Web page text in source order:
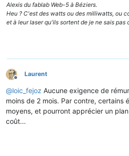
Alexis du fablab Web-5 à Béziers.
Heu ? C'est des watts ou des milliwatts, ou
et à leur laser qu'ils sortent de je ne sais pas
Hors-ligne
Laurent
@loic_fejoz Aucune exigence de
moins de 2 mois. Par contre, certains
moyens, et pourront apprécier un
coût...